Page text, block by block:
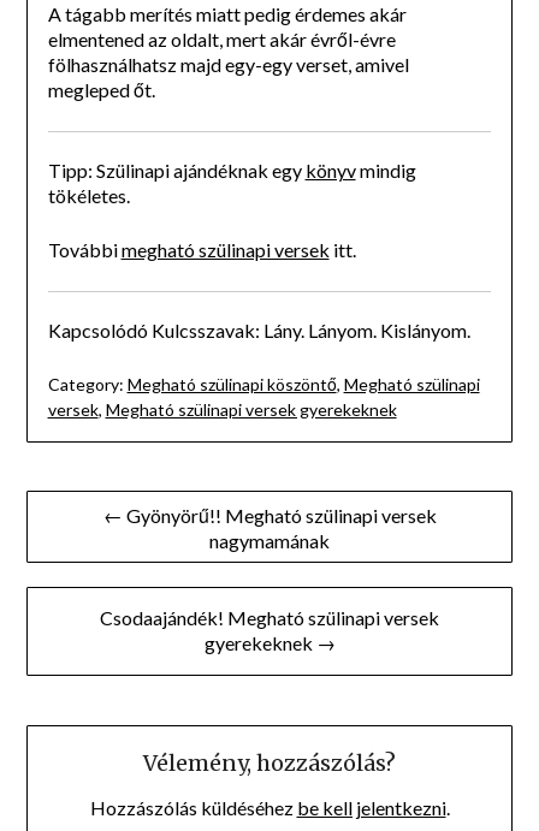
A tágabb merítés miatt pedig érdemes akár
elmentened az oldalt, mert akár évről-évre
fölhasználhatsz majd egy-egy verset, amivel
megleped őt.
Tipp: Szülinapi ajándéknak egy könyvmindig
tökéletes.
Továbbimegható szülinapi versek itt.
Kapcsolódó Kulcsszavak: Lány. Lányom. Kislányom.
Category: Megható szülinapi köszöntő, Megható szülinapi
versek, Megható szülinapi versek gyerekeknek
Bejegyzés← Gyönyörű!! Megható szülinapi versek
nagymamának
Csodaajándék! Megható szülinapi versek
gyerekeknek →
Vélemény, hozzászólás?
Hozzászólás küldéséhez be kell jelentkezni.